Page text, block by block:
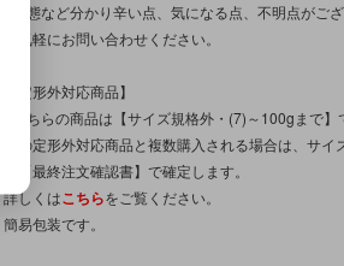
※状態など分かり辛い点、気になる点、不明点がござ
お気軽にお問い合わせください。
【定形外対応商品】
※こちらの商品は【サイズ規格外・(7)～100gまで】
他の定形外対応商品と複数購入される場合は、サ
は【最終注文確認書】で確定します。
詳しくはこちらをご覧ください。
簡易包装です。